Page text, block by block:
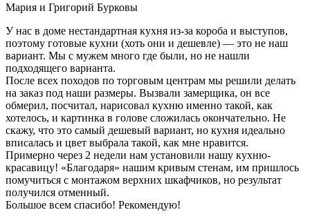
Мария и Григорий Бурковы
У нас в доме нестандартная кухня из-за короба и выступов,
поэтому готовые кухни (хоть они и дешевле) — это не наш
вариант. Мы с мужем много где были, но не нашли
подходящего варианта.
После всех походов по торговым центрам мы решили делать
на заказ под наши размеры. Вызвали замерщика, он все
обмерил, посчитал, нарисовал кухню именно такой, как
хотелось, и картинка в голове сложилась окончательно. Не
скажу, что это самый дешевый вариант, но кухня идеально
вписалась и цвет выбрала такой, как мне нравится.
Примерно через 2 недели нам установили нашу кухню-
красавицу! «Благодаря» нашим кривым стенам, им пришлось
помучиться с монтажом верхних шкафчиков, но результат
получился отменный.
Большое всем спасибо! Рекомендую!